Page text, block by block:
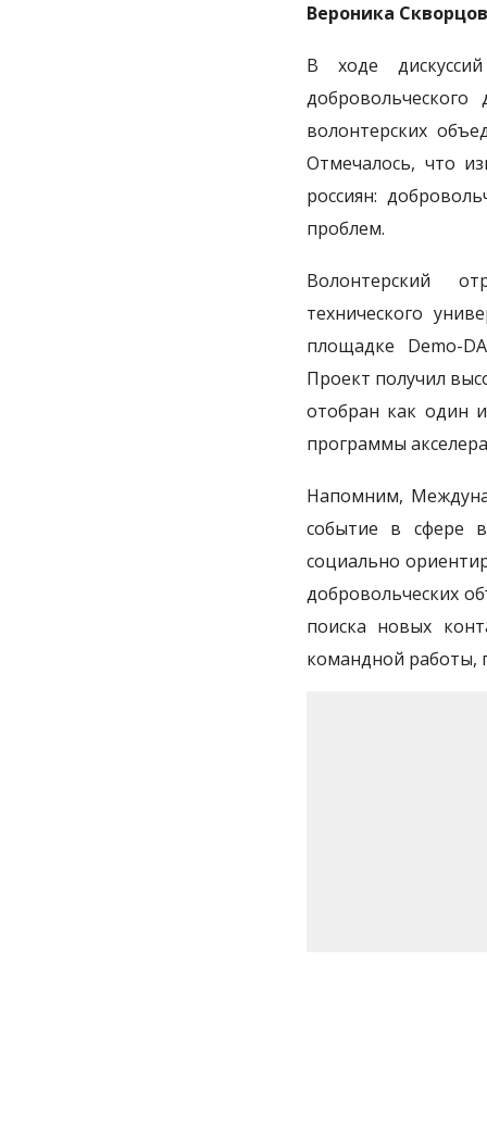
Вероника
В ходе
волонтерских
Отмечалось, что
россиян:
проблем.
Волонтерский
технического
площадке Demo-
Проект получил
отобран как один
программы
Напомним,
событие в сфере
социально
добровольческих
поиска новых
командной работы,